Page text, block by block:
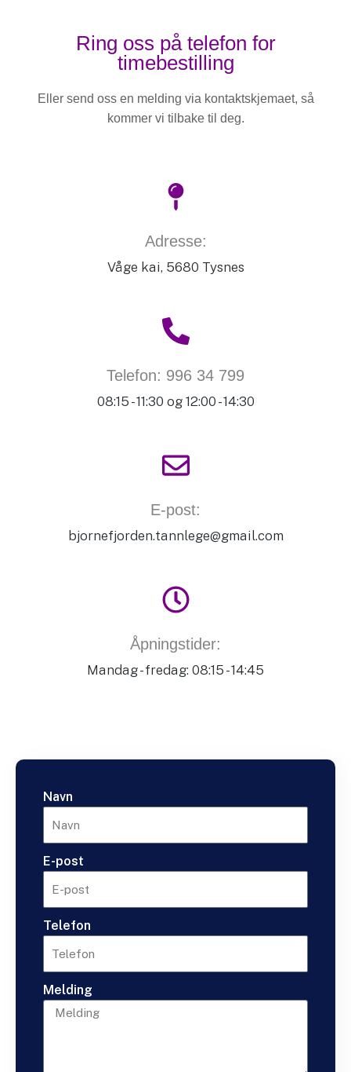
Navn
E-post
Telefon
Melding
Ring oss på telefon for
timebestilling
Eller send oss en melding via kontaktskjemaet, så
kommer vi tilbake til deg.
Adresse:
Våge kai, 5680 Tysnes
Telefon: 996 34 799
08:15 - 11:30 og 12:00 - 14:30
E-post:
bjornefjorden.tannlege@gmail.com
Åpningstider:
Mandag - fredag: 08:15 - 14:45